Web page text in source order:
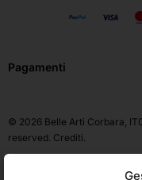
Pagamenti
© 2026 Belle Arti Corbara,
reserved. Crediti.